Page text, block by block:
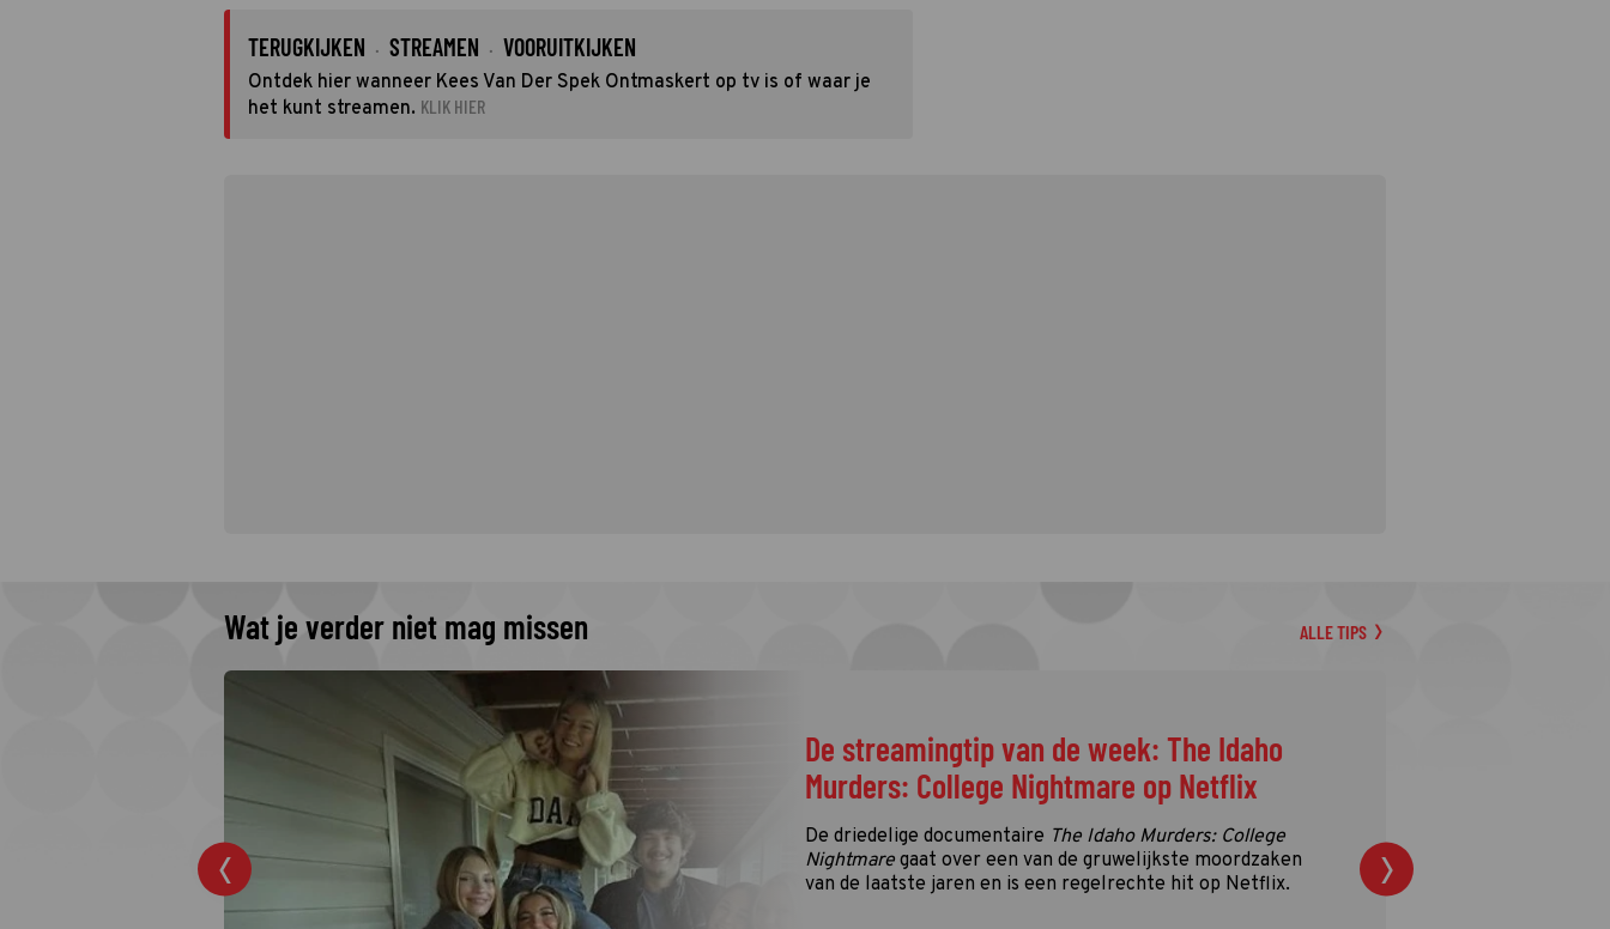
TERUGKIJKEN · STREAMEN · VOORUITKIJKEN
Ontdek hier wanneer Kees Van Der Spek Ontmaskert op tv is of waar je
het kunt streamen. KLIK HIER
Wat je verder niet mag missen ALLE TIPS
Welke programma's liggen momenteel op
kop in de vierde kwalificatieronde?
De vierde kwalificatieronde én de streamingronde van de
Gouden Televizier-Ring 2026 zijn in volle gang. Tijd dus voor
de eerste én enige tussenstand!